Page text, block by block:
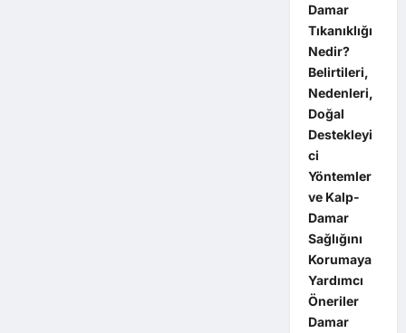
Damar
Tıkanıklığı
Nedir?
Belirtileri,
Nedenleri,
Doğal
Destekleyi
ci
Yöntemler
ve Kalp-
Damar
Sağlığını
Korumaya
Yardımcı
Öneriler
Damar